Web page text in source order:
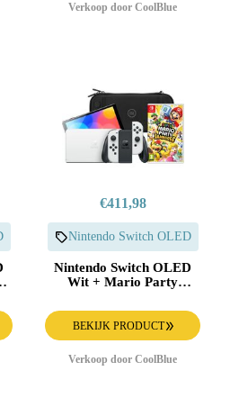
Verkoop door CoolBlue
€411,98
Nintendo Switch OLED
Nintendo Switch OLED
Wit + Mario Party
Beschermhoes
BEKIJK PRODUCT
Verkoop door CoolBlue